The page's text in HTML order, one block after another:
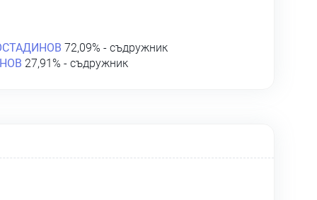
72,09% - съдружник
27,91% - съдружник